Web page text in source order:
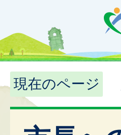
現在のページ